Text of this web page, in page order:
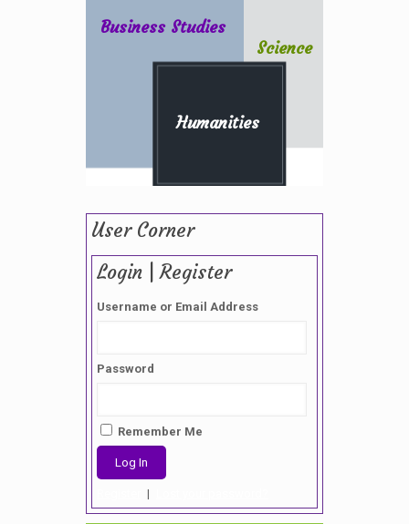
Humanities
Business Studies
Science
User Corner
Login | Register
Username or Email Address
Password
Remember Me
|